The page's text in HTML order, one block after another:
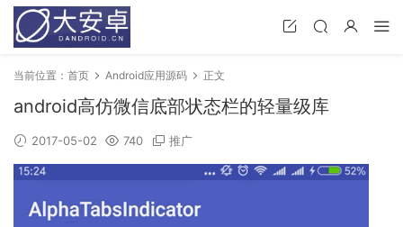
当前位置： 首页 Android应用源码 正文
android高仿微信底部状态栏的轻量级库
2017-05-02 740 推广